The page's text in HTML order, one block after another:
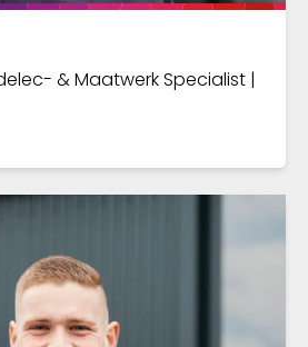
& Maatwerk Specialist |